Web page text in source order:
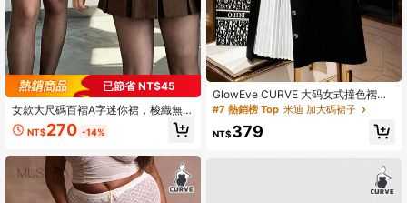
已節省 NT$45
女款大尺碼百褶A字迷你裙，梭織無彈
力面料，優雅秋季時尚
NT$270 -14%
GlowEve CURVE 大码女式撞色褶裥
纽扣装饰A字裙，适合秋冬季通勤穿着
#7 熱銷榜 Top 米迪 加大碼裙子
NT$379